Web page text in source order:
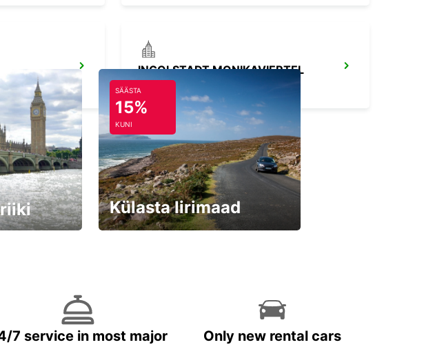
INGOLSTADT MONIKAVIERTEL
INGOLSTADT - GERMANY
SÄÄSTA
15%
KUNI
Külasta Iirimaad
7 service in most major
Only new rental cars